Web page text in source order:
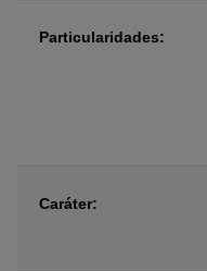
Particularidades:
Caráter: